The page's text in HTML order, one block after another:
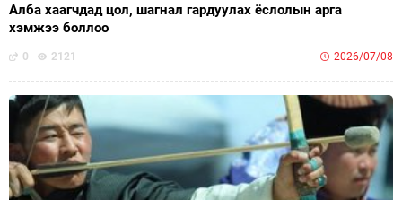
Алба хаагчдад цол, шагнал гардуулах ёслолын арга
хэмжээ боллоо
0 2121 2026/07/08